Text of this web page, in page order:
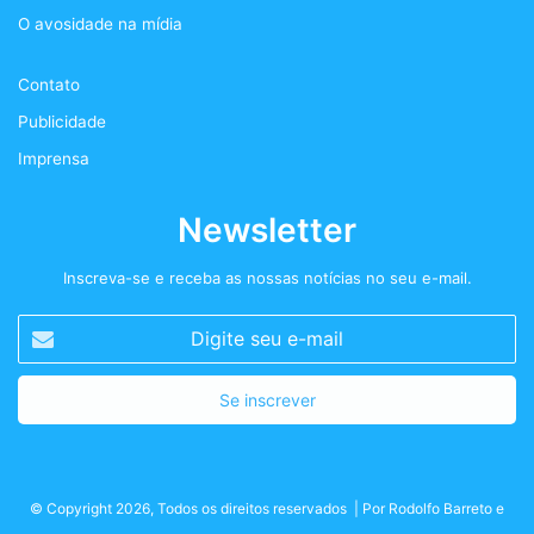
O avosidade na mídia
Contato
Publicidade
Imprensa
Newsletter
Inscreva-se e receba as nossas notícias no seu e-mail.
seu
e-
© Copyright 2026, Todos os direitos reservados | Por Rodolfo Barreto e